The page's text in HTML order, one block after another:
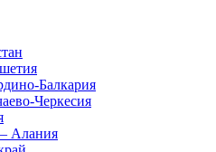
Балкария
Черкесия
Алания